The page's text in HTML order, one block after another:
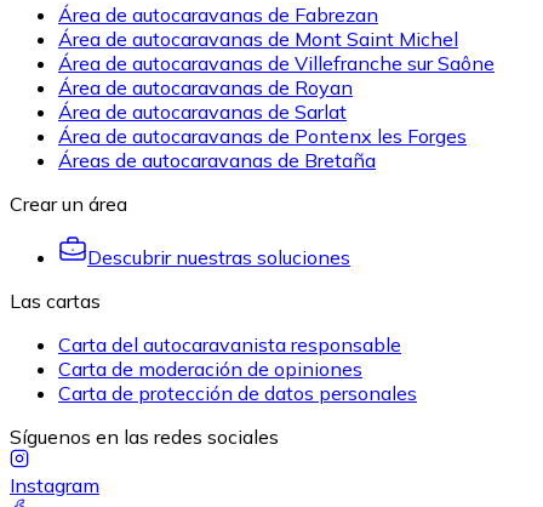
Área de autocaravanas de Fabrezan
Área de autocaravanas de Mont Saint Michel
Área de autocaravanas de Villefranche sur Saône
Área de autocaravanas de Royan
Área de autocaravanas de Sarlat
Área de autocaravanas de Pontenx les Forges
Áreas de autocaravanas de Bretaña
Crear un área
Descubrir nuestras soluciones
Las cartas
Carta del autocaravanista responsable
Carta de moderación de opiniones
Carta de protección de datos personales
Síguenos en las redes sociales
Instagram